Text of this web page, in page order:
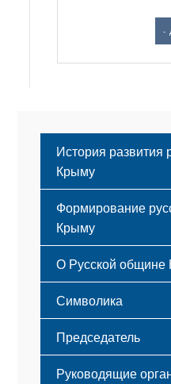
-
История развития
Крыму
Формирование
Крыму
Русский Крым
О Русской
Этапы
Принципы
Структура
Мероприятия
Символика
Флаг
Герб
Гимн
Председатель
Руководящие